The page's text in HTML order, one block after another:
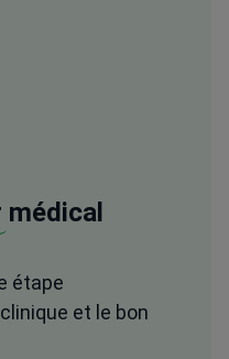
médical
étape
et le bon